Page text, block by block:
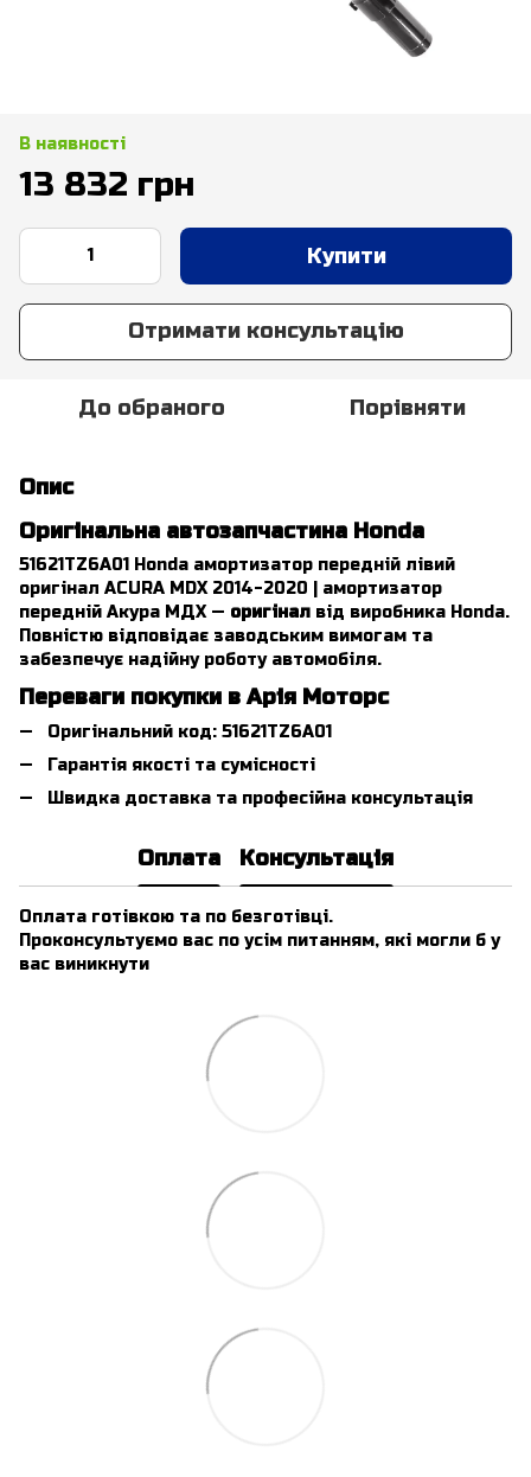
В наявності
13 832 грн
Купити
Отримати консультацію
До обраного Порівняти
Опис
Оригінальна автозапчастина Honda
51621TZ6A01 Honda амортизатор передній лівий
оригінал ACURA MDX 2014-2020 | амортизатор
передній Акура МДХ — оригінал від виробника Honda.
Повністю відповідає заводським вимогам та
забезпечує надійну роботу автомобіля.
Переваги покупки в Арія Моторс
Оригінальний код: 51621TZ6A01
Гарантія якості та сумісності
Швидка доставка та професійна консультація
Оплата Консультація
Оплата готівкою та по безготівці.
Проконсультуємо вас по усім питанням, які могли б у
вас виникнути